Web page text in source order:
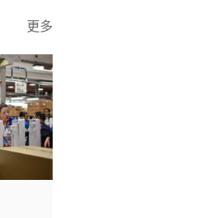
更多